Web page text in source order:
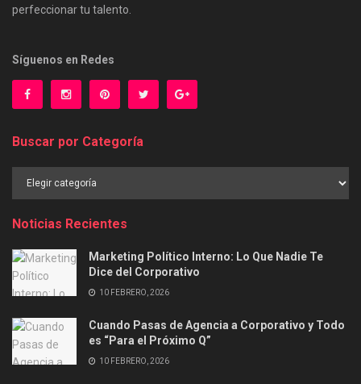
perfeccionar tu talento.
Síguenos en Redes
Buscar por Categoría
Buscar
Noticias Recientes
Marketing Político Interno: Lo Que Nadie Te
Dice del Corporativo
10 FEBRERO, 2026
Cuando Pasas de Agencia a Corporativo y Todo
es “Para el Próximo Q”
10 FEBRERO, 2026